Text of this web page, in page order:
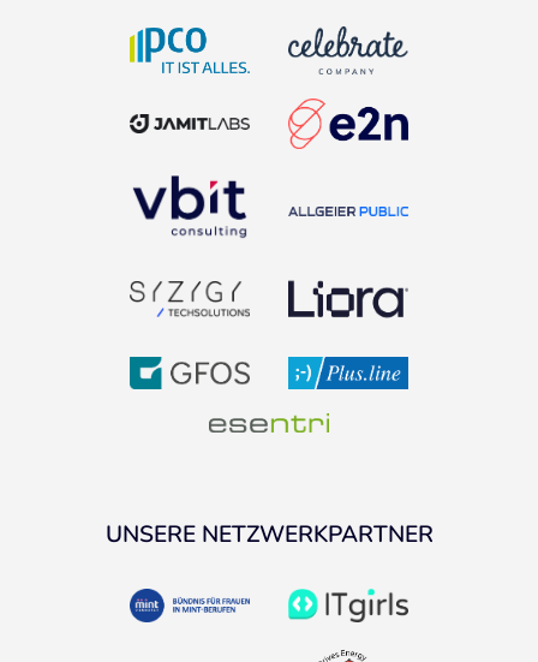
UNSERE NETZWERKPARTNER